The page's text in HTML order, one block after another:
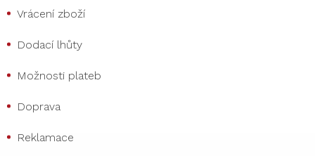
Vrácení zboží
Dodací lhůty
Možnosti plateb
Doprava
Reklamace